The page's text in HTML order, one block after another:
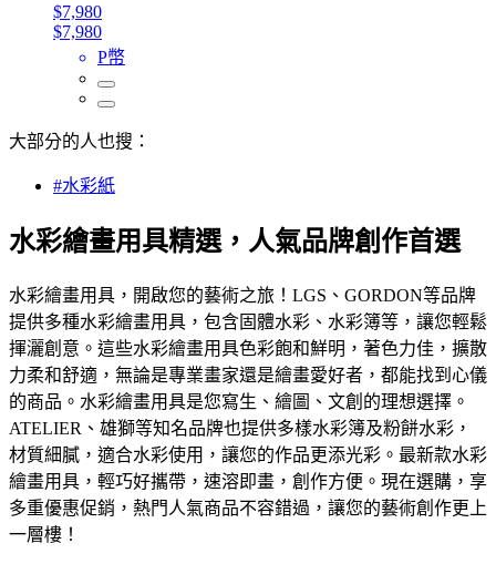
$7,980
$7,980
P幣
大部分的人也搜：
#水彩紙
水彩繪畫用具精選，人氣品牌創作首選
水彩繪畫用具，開啟您的藝術之旅！LGS、GORDON等品牌
提供多種水彩繪畫用具，包含固體水彩、水彩簿等，讓您輕鬆
揮灑創意。這些水彩繪畫用具色彩飽和鮮明，著色力佳，擴散
力柔和舒適，無論是專業畫家還是繪畫愛好者，都能找到心儀
的商品。水彩繪畫用具是您寫生、繪圖、文創的理想選擇。
ATELIER、雄獅等知名品牌也提供多樣水彩簿及粉餅水彩，
材質細膩，適合水彩使用，讓您的作品更添光彩。最新款水彩
繪畫用具，輕巧好攜帶，速溶即畫，創作方便。現在選購，享
多重優惠促銷，熱門人氣商品不容錯過，讓您的藝術創作更上
一層樓！